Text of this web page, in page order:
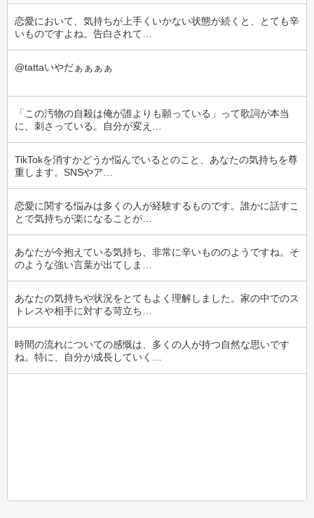
恋愛において、気持ちが上手くいかない状態が続くと、とても辛
いものですよね。告白されて…
@tattaいやだぁぁぁぁ
「この汚物の自殺は俺が誰よりも願っている」って歌詞が本当
に、刺さっている。自分が変え…
TikTokを消すかどうか悩んでいるとのこと、あなたの気持ちを尊
重します。SNSやア…
恋愛に関する悩みは多くの人が経験するものです。誰かに話すこ
とで気持ちが楽になることが…
あなたが今抱えている気持ち、非常に辛いもののようですね。そ
のような強い言葉が出てしま…
あなたの気持ちや状況をとてもよく理解しました。家の中でのス
トレスや相手に対する苛立ち…
時間の流れについての感慨は、多くの人が持つ自然な思いです
ね。特に、自分が成長していく…